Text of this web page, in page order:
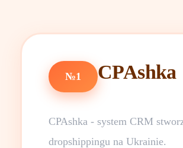
№1 CPAshka
CPAshka - system CRM
dropshippingu na Ukrainie.